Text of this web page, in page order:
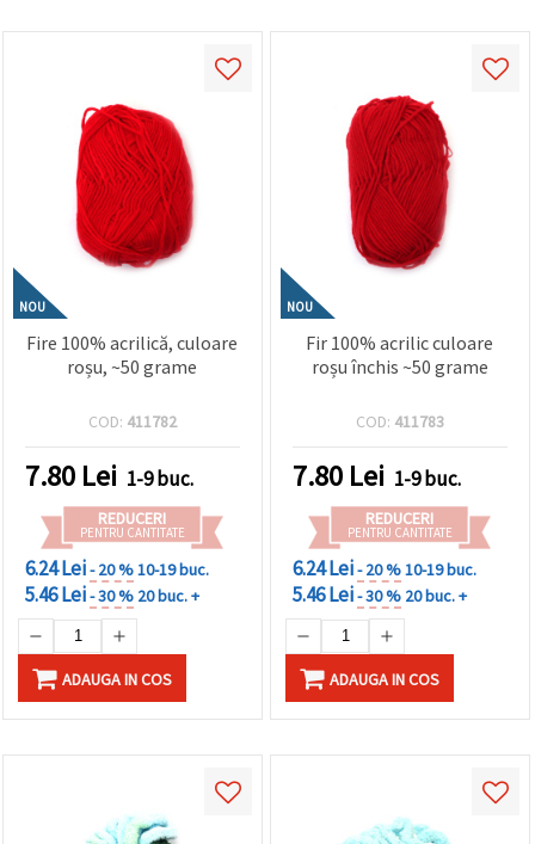
NOU
Fire 100% acrilică, culoare
roșu, ~50 grame
COD: 411782
7.80 Lei 1-9 buc.
REDUCERI
PENTRU CANTITATE
6.24 Lei- 20 %10-19 buc.
5.46 Lei- 30 % 20 buc. +
ADAUGA IN COS
NOU
Fir 100% acrilic culoare
roșu închis ~50 grame
COD: 411783
7.80 Lei 1-9 buc.
REDUCERI
PENTRU CANTITATE
6.24 Lei- 20 %10-19 buc.
5.46 Lei- 30 % 20 buc. +
ADAUGA IN COS